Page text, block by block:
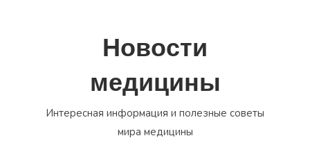
Новости
медицины
Интересная информация и полезные советы
мира медицины